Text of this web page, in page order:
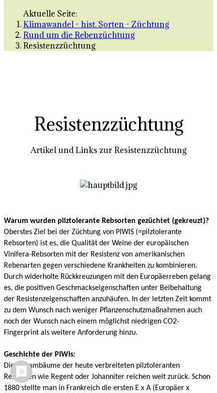
Aktuelle Seite:
Klimawandel - hist. Sorten - Züchtung
Rund um die Rebenzüchtung
Resistenzzüchtung
Resistenzzüchtung
Artikel und Links zur Resistenzzüchtung
Warum wurden pilztolerante Rebsorten gezüchtet (gekreuzt)?
Oberstes Ziel bei der Züchtung von PIWIS (=pilztolerante
Rebsorten) ist es, die Qualität der Weine der europäischen
Vinifera-Rebsorten mit der Resistenz von amerikanischen
Rebenarten gegen verschiedene Krankheiten zu kombinieren.
Durch widerholte Rückkreuzungen mit den Europäerreben gelang
es, die positiven Geschmackseigenschaften unter Beibehaltung
der Resistenzeigenschaften anzuhäufen. In der letzten Zeit kommt
zu dem Wunsch nach weniger Pflanzenschutzmaßnahmen auch
noch der Wunsch nach einem möglichst niedrigen CO2-
Fingerprint als weitere Anforderung hinzu.
Geschichte der PIWIs:
Die Stammbäume der heute verbreiteten pilztoleranten
Rebsorten wie Regent oder Johanniter reichen weit zurück. Schon
1880 stellte man in Frankreich die ersten E x A (Europäer x